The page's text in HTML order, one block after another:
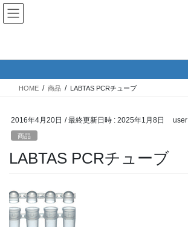
コ
ン
ス
ナ
ビ
ン
HOME 商品 LABTAS PCRチューブ
2016年4月20日 / 最終更新日時 : 2025年1月8日 user
商品
LABTAS PCRチューブ